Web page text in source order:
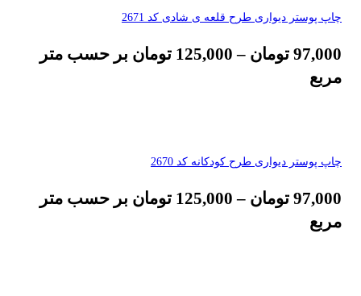
چاپ پوستر دیواری طرح قلعه ی شادی کد 2671
97,000 تومان –
125,000 تومان بر حسب متر
مربع
چاپ پوستر دیواری طرح کودکانه کد 2670
97,000 تومان –
125,000 تومان بر حسب متر
مربع